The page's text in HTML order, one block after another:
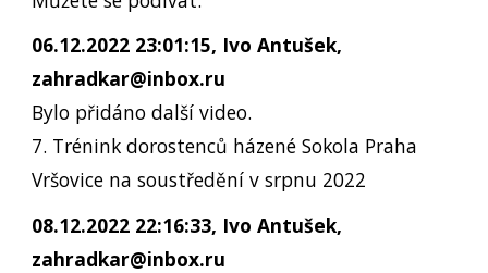
06.12.2022 23:01:15, Ivo Antušek,
zahradkar@inbox.ru
Bylo přidáno další video.
7. Trénink dorostenců házené Sokola Praha
Vršovice na soustředění v srpnu 2022
08.12.2022 22:16:33, Ivo Antušek,
zahradkar@inbox.ru